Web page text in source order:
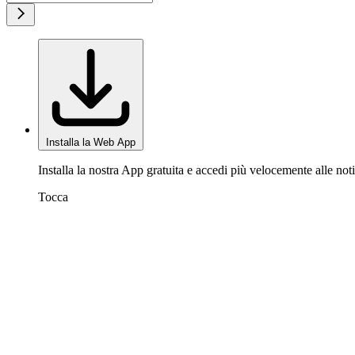
Installa la Web App
Installa la nostra App gratuita e accedi più velocemente alle
Tocca